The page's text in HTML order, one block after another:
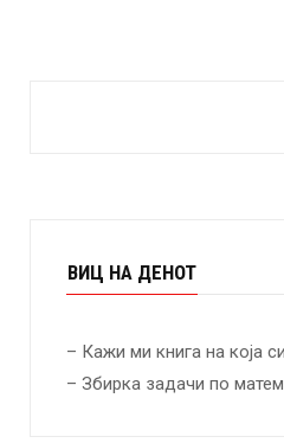
ВИЦ НА ДЕНОТ
– Кажи ми книга на која
– Збирка задачи по